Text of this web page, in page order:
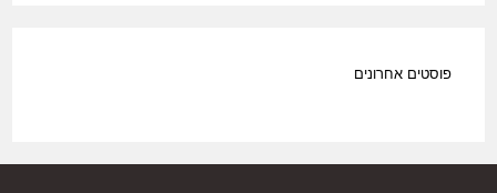
פוסטים אחרונים